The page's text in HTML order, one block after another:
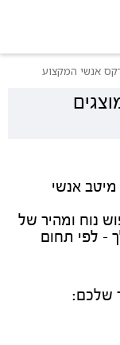
אנשי המקצוע
אנשי
נוח ומהיר של
- לפי תחום
שלכם: